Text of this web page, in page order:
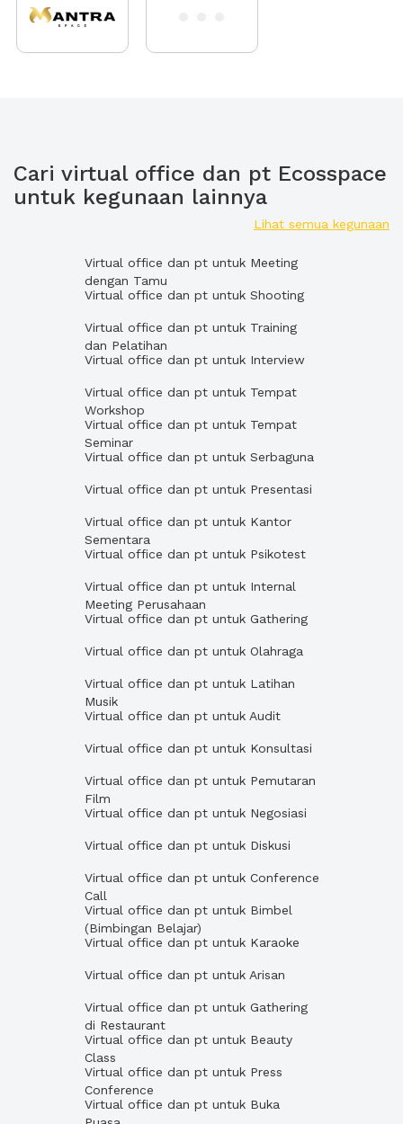
Cari virtual office dan pt Ecosspace
untuk kegunaan lainnya
Lihat semua kegunaan
Virtual office dan pt untuk Meeting
dengan Tamu
Virtual office dan pt untuk Shooting
Virtual office dan pt untuk Training
dan Pelatihan
Virtual office dan pt untuk Interview
Virtual office dan pt untuk Tempat
Workshop
Virtual office dan pt untuk Tempat
Seminar
Virtual office dan pt untuk Serbaguna
Virtual office dan pt untuk Presentasi
Virtual office dan pt untuk Kantor
Sementara
Virtual office dan pt untuk Psikotest
Virtual office dan pt untuk Internal
Meeting Perusahaan
Virtual office dan pt untuk Gathering
Virtual office dan pt untuk Olahraga
Virtual office dan pt untuk Latihan
Musik
Virtual office dan pt untuk Audit
Virtual office dan pt untuk Konsultasi
Virtual office dan pt untuk Pemutaran
Film
Virtual office dan pt untuk Negosiasi
Virtual office dan pt untuk Diskusi
Virtual office dan pt untuk Conference
Call
Virtual office dan pt untuk Bimbel
(Bimbingan Belajar)
Virtual office dan pt untuk Karaoke
Virtual office dan pt untuk Arisan
Virtual office dan pt untuk Gathering
di Restaurant
Virtual office dan pt untuk Beauty
Class
Virtual office dan pt untuk Press
Conference
Virtual office dan pt untuk Buka